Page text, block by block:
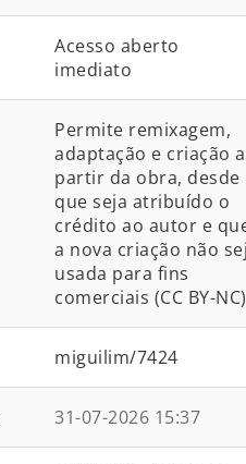
Acesso aberto
imediato
Permite remixagem,
adaptação e criação a
partir da obra, desde
que seja atribuído o
crédito ao autor e
a nova criação não
usada para fins
comerciais (CC BY-NC)
miguilim/7424
31-07-2026 15:37